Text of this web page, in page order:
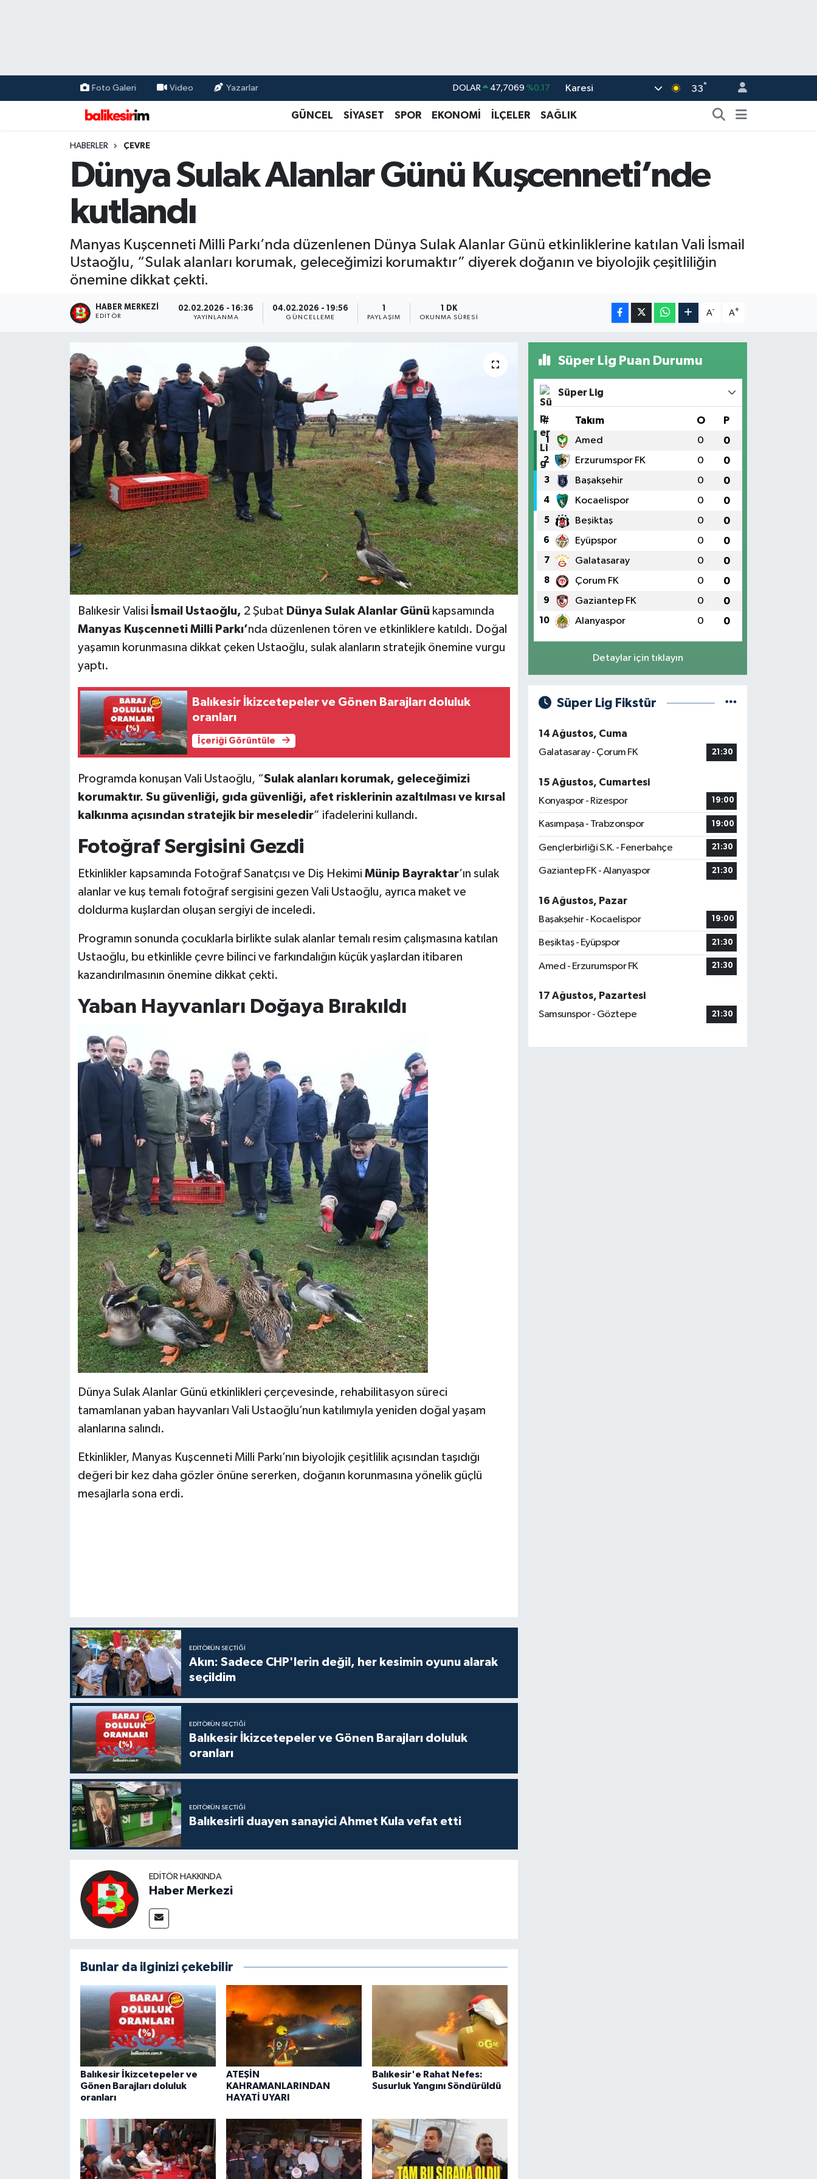
Foto Galeri Video Yazarlar DOLAR 47,7069 %0.17
EURO 55,0265 %0.01
BİST100 13.887 %64
Karesi 33°
GÜNCEL SİYASET SPOR EKONOMİ İLÇELER SAĞLIK
HABERLER ÇEVRE
Dünya Sulak Alanlar Günü Kuşcenneti’nde
kutlandı
Manyas Kuşcenneti Milli Parkı’nda düzenlenen Dünya Sulak Alanlar Günü etkinliklerine katılan Vali İsmail
Ustaoğlu, “Sulak alanları korumak, geleceğimizi korumaktır” diyerek doğanın ve biyolojik çeşitliliğin
önemine dikkat çekti.
HABER MERKEZI
EDITÖR
02.02.2026 - 16:36
YAYINLANMA
04.02.2026 - 19:56
GÜNCELLEME
1
PAYLAŞIM
1 DK
OKUNMA SÜRESI
A- A+
Balıkesir Valisi İsmail Ustaoğlu, 2 Şubat Dünya Sulak Alanlar Günükapsamında
Manyas Kuşcenneti Milli Parkı’nda düzenlenen tören ve etkinliklere katıldı. Doğal
yaşamın korunmasına dikkat çeken Ustaoğlu, sulak alanların stratejik önemine vurgu
yaptı.
Balıkesir İkizcetepeler ve Gönen Barajları doluluk
oranları
İçeriği Görüntüle
Programda konuşan Vali Ustaoğlu, “Sulak alanları korumak, geleceğimizi
korumaktır. Su güvenliği, gıda güvenliği, afet risklerinin azaltılması ve kırsal
kalkınma açısından stratejik bir meseledir” ifadelerini kullandı.
Fotoğraf Sergisini Gezdi
Etkinlikler kapsamında Fotoğraf Sanatçısı ve Diş Hekimi Münip Bayraktar’ın sulak
alanlar ve kuş temalı fotoğraf sergisini gezen Vali Ustaoğlu, ayrıca maket ve
doldurma kuşlardan oluşan sergiyi de inceledi.
Programın sonunda çocuklarla birlikte sulak alanlar temalı resim çalışmasına katılan
Ustaoğlu, bu etkinlikle çevre bilinci ve farkındalığın küçük yaşlardan itibaren
kazandırılmasının önemine dikkat çekti.
Yaban Hayvanları Doğaya Bırakıldı
Dünya Sulak Alanlar Günü etkinlikleri çerçevesinde, rehabilitasyon süreci
tamamlanan yaban hayvanları Vali Ustaoğlu’nun katılımıyla yeniden doğal yaşam
alanlarına salındı.
Etkinlikler, Manyas Kuşcenneti Milli Parkı’nın biyolojik çeşitlilik açısından taşıdığı
değeri bir kez daha gözler önüne sererken, doğanın korunmasına yönelik güçlü
mesajlarla sona erdi.
EDITÖRÜN SEÇTIĞI
Akın: Sadece CHP'lerin değil, her kesimin oyunu alarak
seçildim
EDITÖRÜN SEÇTIĞI
Balıkesir İkizcetepeler ve Gönen Barajları doluluk
oranları
EDITÖRÜN SEÇTIĞI
Balıkesirli duayen sanayici Ahmet Kula vefat etti
EDITÖR HAKKINDA
Haber Merkezi
Bunlar da ilginizi çekebilir
Balıkesir İkizcetepeler ve
Gönen Barajları doluluk
oranları
ATEŞİN
KAHRAMANLARINDAN
HAYATİ UYARI
Balıkesir'e Rahat Nefes:
Susurluk Yangını Söndürüldü
Süper Lig Puan Durumu
Süper Lig
# Takım O P
1 Amed 0 0
2 Erzurumspor FK 0 0
3 Başakşehir 0 0
4 Kocaelispor 0 0
5 Beşiktaş 0 0
6 Eyüpspor 0 0
7 Galatasaray 0 0
8 Çorum FK 0 0
9 Gaziantep FK 0 0
10 Alanyaspor 0 0
Detaylar için tıklayın
Süper Lig Fikstür
14 Ağustos, Cuma
Galatasaray - Çorum FK
21:30
15 Ağustos, Cumartesi
Konyaspor - Rizespor
19:00
Kasımpaşa - Trabzonspor 19:00
Gençlerbirliği S.K. - Fenerbahçe 21:30
Gaziantep FK - Alanyaspor 21:30
16 Ağustos, Pazar
Başakşehir - Kocaelispor
19:00
Beşiktaş - Eyüpspor 21:30
Amed - Erzurumspor FK 21:30
17 Ağustos, Pazartesi
Samsunspor - Göztepe
21:30